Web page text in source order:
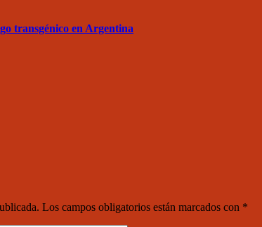
transgénico en Argentina
Los campos obligatorios están marcados con *